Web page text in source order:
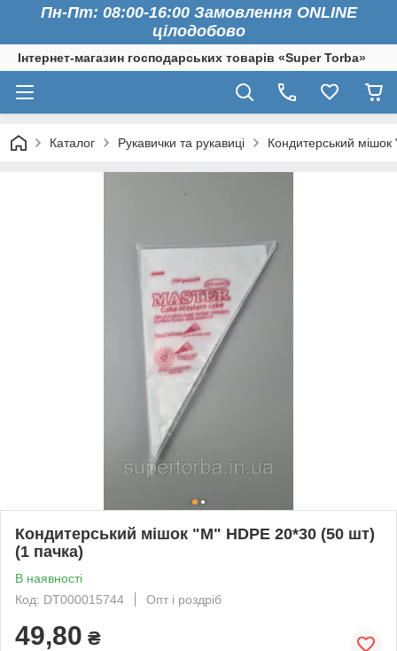
Пн-Пт: 08:00-16:00 Замовлення ONLINE
цілодобово
Інтернет-магазин господарських товарів «Super Torba»
Каталог Рукавички та рукавиці Кондитерський
Кондитерський мішок "M" HDPE 20*30 (50 шт)
(1 пачка)
В наявності
Код: DT000015744
Опт і роздріб
49,80 ₴